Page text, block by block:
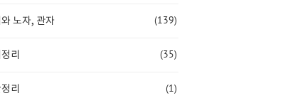
노자, 관자 (139)
리 (35)
리 (1)